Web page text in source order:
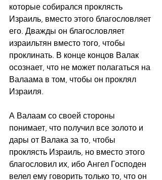
которые собирался проклясть
Израиль, вместо этого благословляет
его. Дважды он благословляет
израильтян вместо того, чтобы
проклинать. В конце концов Валак
осознает, что не может полагаться на
Валаама в том, чтобы он проклял
Израиля.
А Валаам со своей стороны
понимает, что получил все золото и
дары от Валака за то, чтобы
проклясть Израиль, но вместо этого
благословил их, ибо Ангел Господен
велел ему говорить только то, что он